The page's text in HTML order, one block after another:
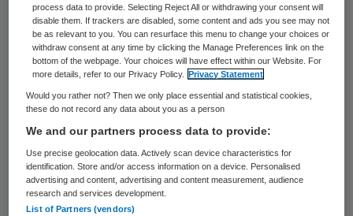
Drenthe, Hoogeveen, Meppel, Westerveld,
Noordenveld, Tynaarloo, De Wolden, Aa en
Hunze) is een voorwaarde voor Cosis om
een aanbesteding te krijgen voor het
onderdeel ‘beschermd wonen’ binnen de
wmo voor de periode 2020-2025. Cosis
verleent in deze gemeenten zorg aan
ongeveer duizend inwoners en is daarmee
de grootste zorgaanbieder.
process data to provide. Selecting Reject All or withdrawing your consent will
disable them. If trackers are disabled, some content and ads you see may not
be as relevant to you. You can resurface this menu to change your choices or
withdraw consent at any time by clicking the Manage Preferences link on the
bottom of the webpage. Your choices will have effect within our Website. For
more details, refer to our Privacy Policy.
Privacy Statement
Would you rather not? Then we only place essential and statistical cookies,
these do not record any data about you as a person
We and our partners process data to provide:
Use precise geolocation data. Actively scan device characteristics for
identification. Store and/or access information on a device. Personalised
advertising and content, advertising and content measurement, audience
research and services development.
List of Partners (vendors)